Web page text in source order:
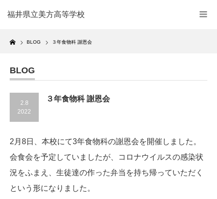
福井県立美方高等学校
Home
BLOG ３年食物科 謝恩会
BLOG
2.8
2022
３年食物科 謝恩会
2月8日、本校にて3年食物科の謝恩会を開催しました。
会食会を予定していましたが、コロナウイルスの感染状
況をふまえ、生徒達の作った弁当を持ち帰っていただく
という形になりました。